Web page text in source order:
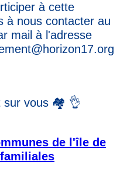
à cette
à nous contacter au
mail à l'adresse
sur vous 🏘 👌
de l'île de